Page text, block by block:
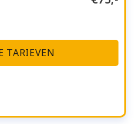
TARIEVEN